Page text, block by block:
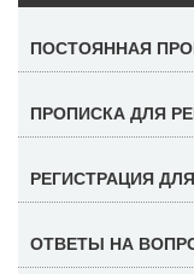
ПОСТОЯННАЯ
ПРОПИСКА ДЛЯ
РЕГИСТРАЦИЯ
ОТВЕТЫ НА